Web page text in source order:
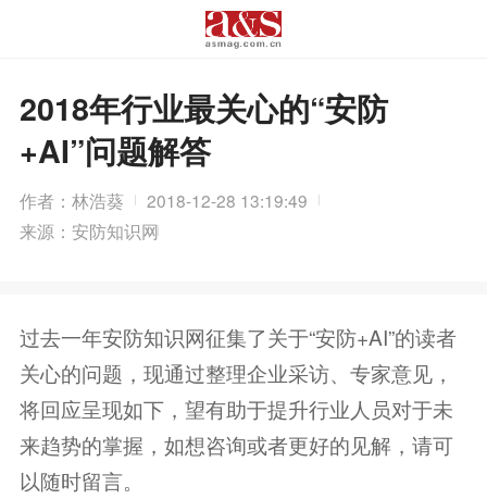
2018年行业最关心的“安防
+AI”问题解答
作者：林浩葵
2018-12-28 13:19:49
来源：安防知识网
过去一年安防知识网征集了关于“安防+AI”的读者
关心的问题，现通过整理企业采访、专家意见，
将回应呈现如下，望有助于提升行业人员对于未
来趋势的掌握，如想咨询或者更好的见解，请可
以随时留言。